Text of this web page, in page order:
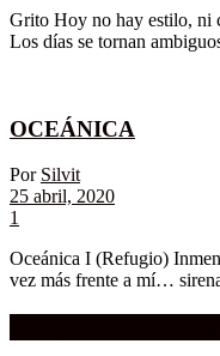
Grito Hoy no hay estilo,
Los días se tornan
OCEÁNICA
Por Silvit
25 abril, 2020
1
Oceánica I (Refugio)
vez más frente a mí…